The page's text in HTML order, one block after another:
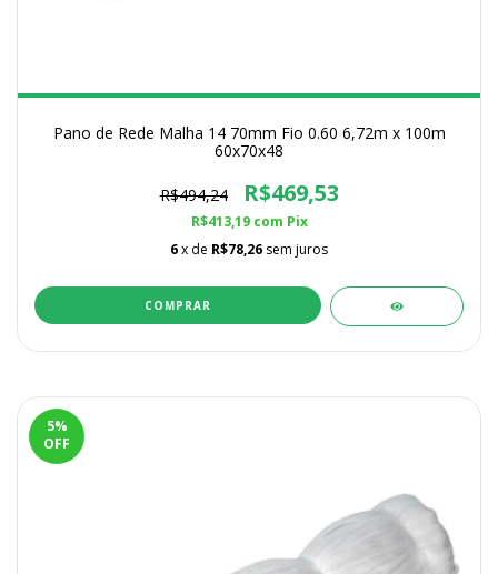
Pano de Rede Malha 14 70mm Fio 0.60 6,72m x 100m
60x70x48
R$494,24 R$469,53
R$413,19 com Pix
6x de R$78,26 sem juros
5%
OFF